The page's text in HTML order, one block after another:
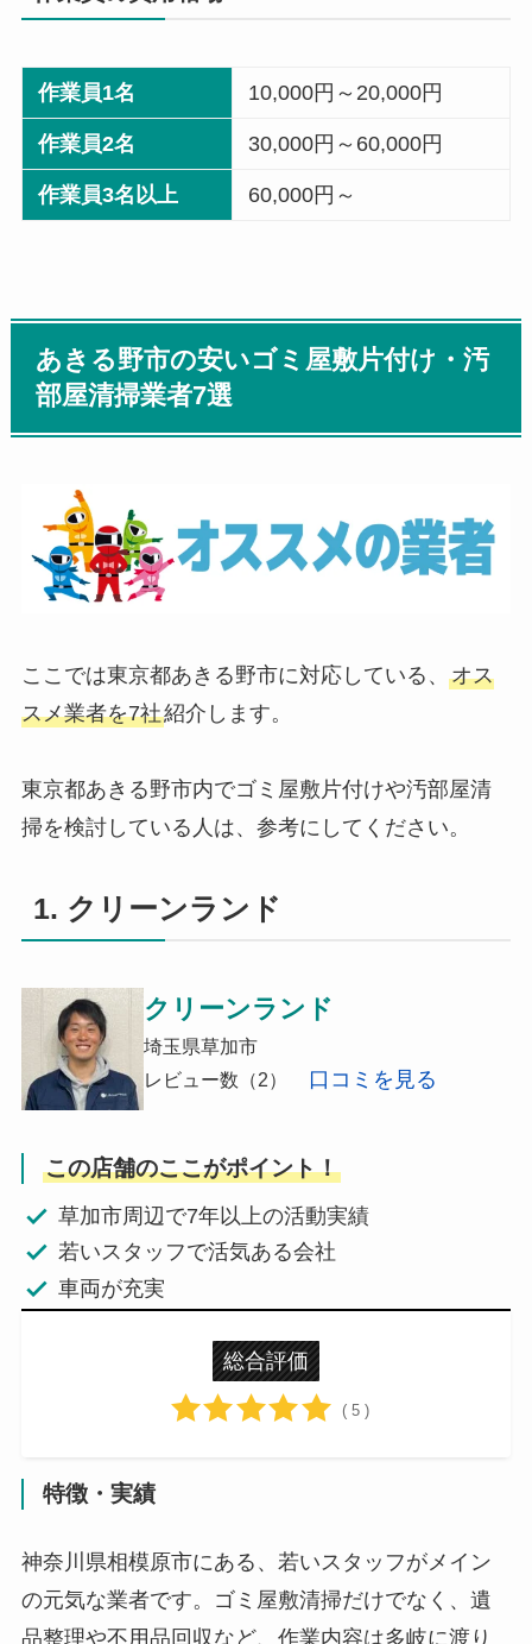
作業員1名 10,000円～20,000円
作業員2名 30,000円～60,000円
作業員3名以上 60,000円～
あきる野市の安いゴミ屋敷片付け・汚
部屋清掃業者7選
ここでは東京都あきる野市に対応している、 オス
スメ業者を7社紹介します。
東京都あきる野市内でゴミ屋敷片付けや汚部屋清
掃を検討している人は、参考にしてください。
1. クリーンランド
クリーンランド
埼玉県草加市
レビュー数（2）
口コミを見る
この店舗のここがポイント！
草加市周辺で7年以上の活動実績
若いスタッフで活気ある会社
車両が充実
総合評価
( 5 )
特徴・実績
神奈川県相模原市にある、若いスタッフがメイン
の元気な業者です。ゴミ屋敷清掃だけでなく、遺
品整理や不用品回収など、作業内容は多岐に渡り